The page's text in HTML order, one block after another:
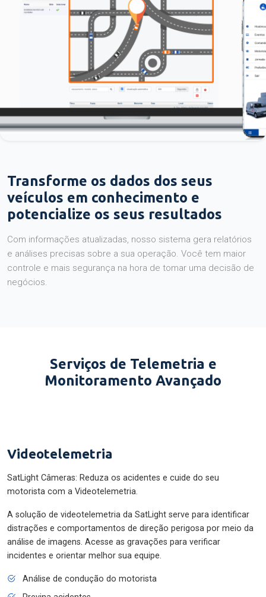
Transforme os dados dos seus
veículos em conhecimento e
potencialize os seus resultados
Com informações atualizadas, nosso sistema gera relatórios
e análises precisas sobre a sua operação. Você tem maior
controle e mais segurança na hora de tomar uma decisão de
negócios.
Serviços de Telemetria e
Monitoramento Avançado
Videotelemetria
SatLight Câmeras: Reduza os acidentes e cuide do seu
motorista com a Videotelemetria.
A solução de videotelemetria da SatLight serve para identificar
distrações e comportamentos de direção perigosa por meio da
análise de imagens. Acesse as gravações para verificar
incidentes e orientar melhor sua equipe.
Análise de condução do motorista